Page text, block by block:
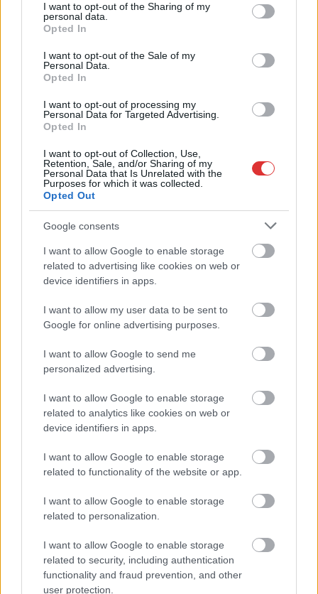
not limited to your visit or usage behaviour. You may click to
grant or deny consent to Google and its third-party tags to
use your data for below specified purposes in below Google
consent section.
I want to opt-out of the Sharing of my
personal data.
Opted In
I want to opt-out of the Sale of my
Personal Data.
Opted In
I want to opt-out of processing my
Personal Data for Targeted Advertising.
Opted In
I want to opt-out of Collection, Use,
Retention, Sale, and/or Sharing of my
Personal Data that Is Unrelated with the
Purposes for which it was collected.
Opted Out
Google consents
I want to allow Google to enable storage
related to advertising like cookies on web or
device identifiers in apps.
I want to allow my user data to be sent to
Google for online advertising purposes.
I want to allow Google to send me
personalized advertising.
I want to allow Google to enable storage
related to analytics like cookies on web or
device identifiers in apps.
I want to allow Google to enable storage
related to functionality of the website or app.
I want to allow Google to enable storage
related to personalization.
I want to allow Google to enable storage
related to security, including authentication
functionality and fraud prevention, and other
user protection.
Hírlevél feliratkozás
Adja meg keresztnevét:
Adja
meg e-mail címét:
Megismertem és elfogadom a
Nem szeretne lemaradni semmiről? Csak egy kattintás, és hírlevelünk a
legfrissebb információkkal és exkluzív tartalmakkal hétről hétre
Odaúszott, majd a szárazföldön gyorsan megoldotta a
továbbiakat (VIDEÓVAL)
A nyúl, a rolleres és a csodálkozó kislány: így mémel
Baka András egy hónapja még a Tiszától független államfőről
beszélt – most elfogadta Magyar Péterék felkérését
Drágább lett Magyarország, de vajon jobb is? – kemény kritika
a hazai turizmusról
A Tisza Párt Dr. Baka Andrást jelöli köztársasági elnöknek